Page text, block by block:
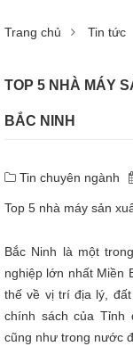
Trang chủ Tin tức
TOP 5 NHÀ MÁY
BẮC NINH
Tin chuyên ngành
Top 5 nhà máy sản
Bắc Ninh là một
nghiệp lớn nhất Miền
thế về vị trí địa lý,
chính sách của Tỉnh
cũng như trong nước